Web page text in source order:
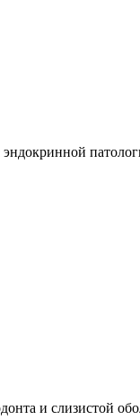
и слизистой